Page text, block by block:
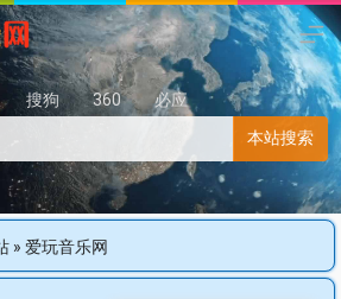
搜狗 360
必应
本站搜索
» 爱玩音乐网